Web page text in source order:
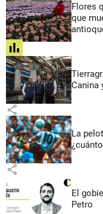
Flores
que
share
Canina
share
La
share
El
Petro